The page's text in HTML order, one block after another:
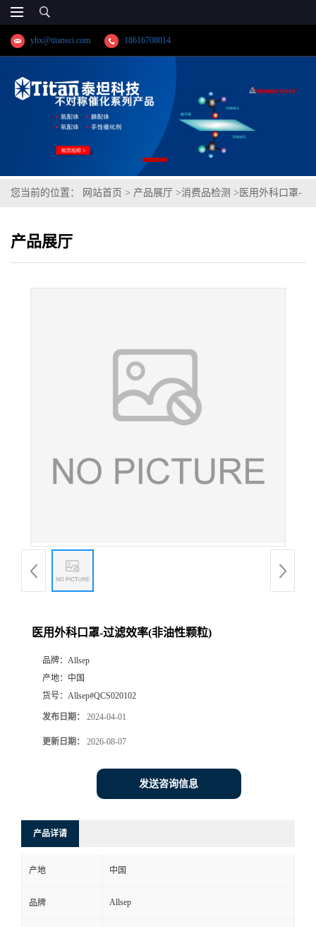
yhx@titansci.com 18616708014
您当前的位置： 网站首页 > 产品展厅 >消费品检测 > 医用外科口罩-
产品展厅
医用外科口罩-过滤效率(非油性颗粒)
品牌： Allsep
产地： 中国
货号： Allsep#QCS020102
发布日期： 2024-04-01
更新日期： 2026-08-07
发送咨询信息
产品详请
产地 中国
品牌 Allsep